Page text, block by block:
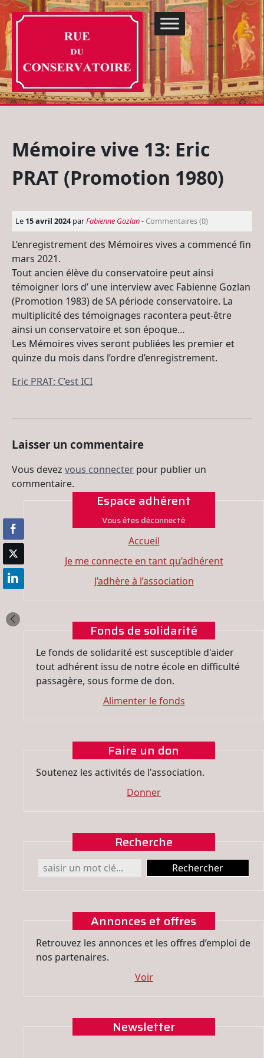
Mémoire vive 13: Eric
PRAT (Promotion 1980)
Le 15 avril 2024parFabienne Gozlan- Commentaires (0)
L’enregistrement des Mémoires vives a commencé fin
mars 2021.
Tout ancien élève du conservatoire peut ainsi
témoigner lors d’ une interview avec Fabienne Gozlan
(Promotion 1983) de SA période conservatoire. La
multiplicité des témoignages racontera peut-être
ainsi un conservatoire et son époque…
Les Mémoires vives seront publiées les premier et
quinze du mois dans l’ordre d’enregistrement.
Eric PRAT: C’est ICI
Laisser un commentaire
Vous devez vous connecter pour publier un
commentaire.
Espace adhérent
Vous êtes déconnecté
Accueil
Je me connecte en tant qu’adhérent
J’adhère à l’association
Fonds de solidarité
Le fonds de solidarité est susceptible d'aider
tout adhérent issu de notre école en difficulté
passagère, sous forme de don.
Alimenter le fonds
Faire un don
Soutenez les activités de l'association.
Donner
Recherche
Annonces et offres
Retrouvez les annonces et les offres d’emploi de
nos partenaires.
Voir
Newsletter